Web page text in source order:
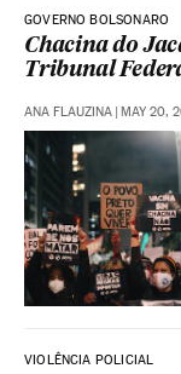
GOVERNO BOLSONARO
Chacina do
Tribunal
ANA FLAUZINA | MAY 20,
VIOLÊNCIA POLICIAL